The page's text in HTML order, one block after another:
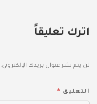
اترك تعليقاً
لن يتم نشر عنوان بريدك الإلكتروني.
التعليق *